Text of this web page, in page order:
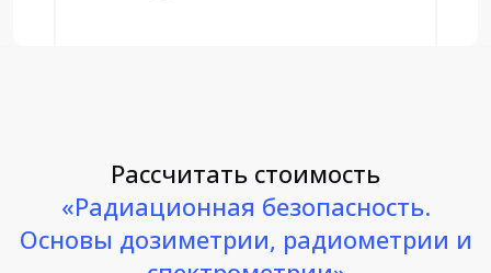
Рассчитать стоимость
«Радиационная безопасность.
Основы дозиметрии, радиометрии и